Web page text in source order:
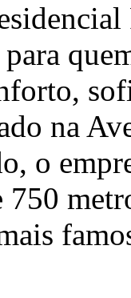
na
o